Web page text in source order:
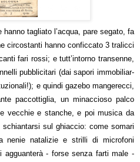
tagliato l’acqua, pare segato, fa
circostanti hanno conficcato 3 tralicci
fari rossi; e tutt’intorno transenne,
pubblicitari (dai sapori immobiliar-
e quindi gazebo mangerecci,
paccottiglia, un minaccioso palco
vecchie e stanche, e poi musica da
sul ghiaccio: come somari
nenie natalizie e strilli di microfoni
- forse senza farti male -